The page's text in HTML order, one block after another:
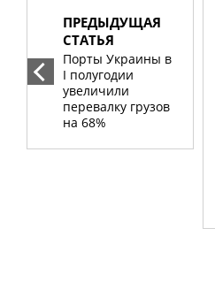
ПРЕДЫДУЩАЯ
СТАТЬЯ
Порты Украины в
I полугодии
увеличили
перевалку грузов
на 68%